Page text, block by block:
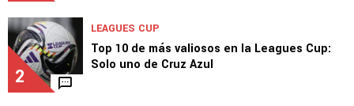
2
LEAGUES CUP
Top 10 de más valiosos en la Leagues Cup:
Solo uno de Cruz Azul